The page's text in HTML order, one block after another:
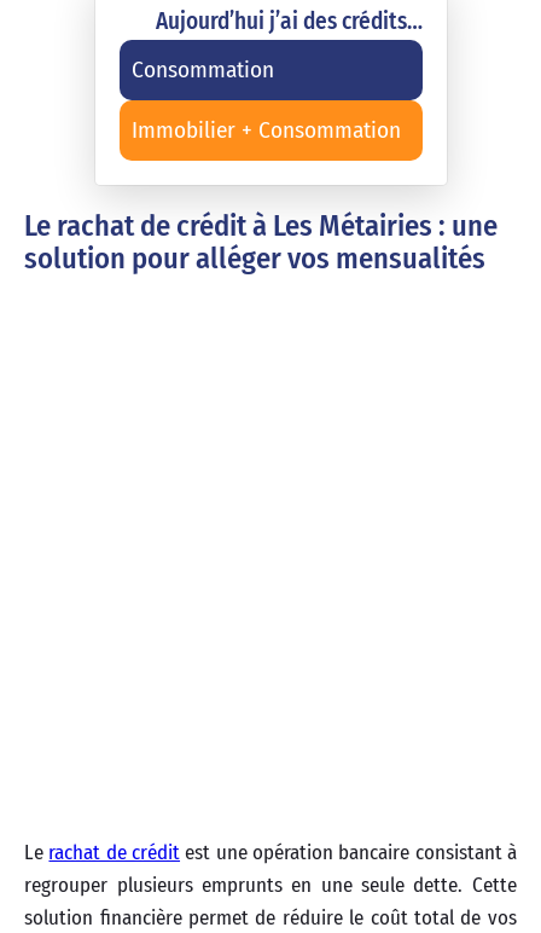
Aujourd’hui j’ai des crédits…
Consommation
Immobilier + Consommation
Le rachat de crédit à Les Métairies : une
solution pour alléger vos mensualités
Le rachat de crédit est une opération bancaire consistant à
regrouper plusieurs emprunts en une seule dette. Cette
solution financière permet de réduire le coût total de vos